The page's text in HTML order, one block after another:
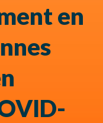
en